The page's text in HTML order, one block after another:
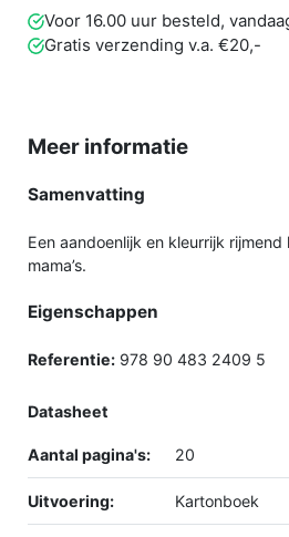
Voor 16.00 uur besteld,
Gratis verzending v.a. €20,-
Meer informatie
Samenvatting
Een aandoenlijk en kleurrijk
mama’s.
Eigenschappen
Referentie: 978 90 483 2409 5
Datasheet
Aantal pagina's: 20
Uitvoering: Kartonboek